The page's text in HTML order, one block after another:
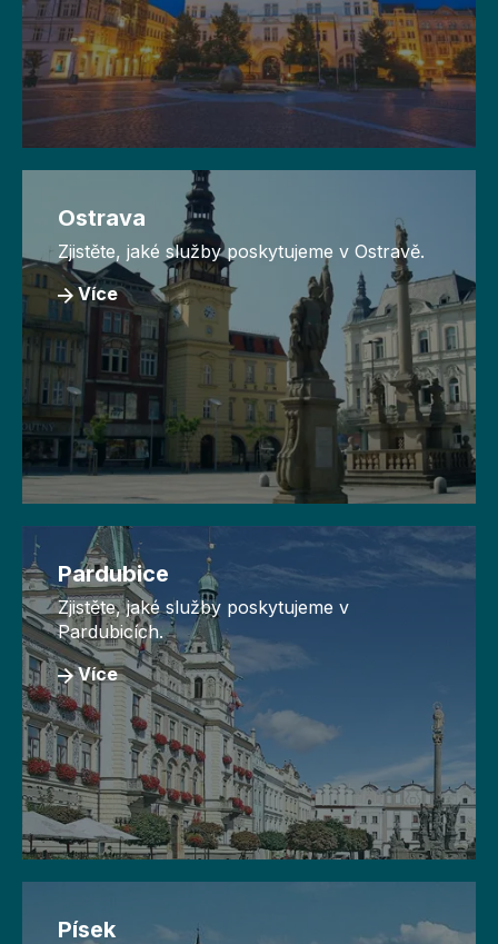
Ostrava
Zjistěte, jaké služby poskytujeme v Ostravě.
Více
Pardubice
Zjistěte, jaké služby poskytujeme v
Pardubicích.
Více
Písek